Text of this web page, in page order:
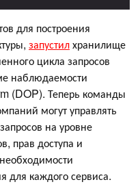
для построения
запустилхранилище
цикла запросов
наблюдаемости
(DOP). Теперь команды
могут управлять
на уровне
прав доступа и
для каждого сервиса.